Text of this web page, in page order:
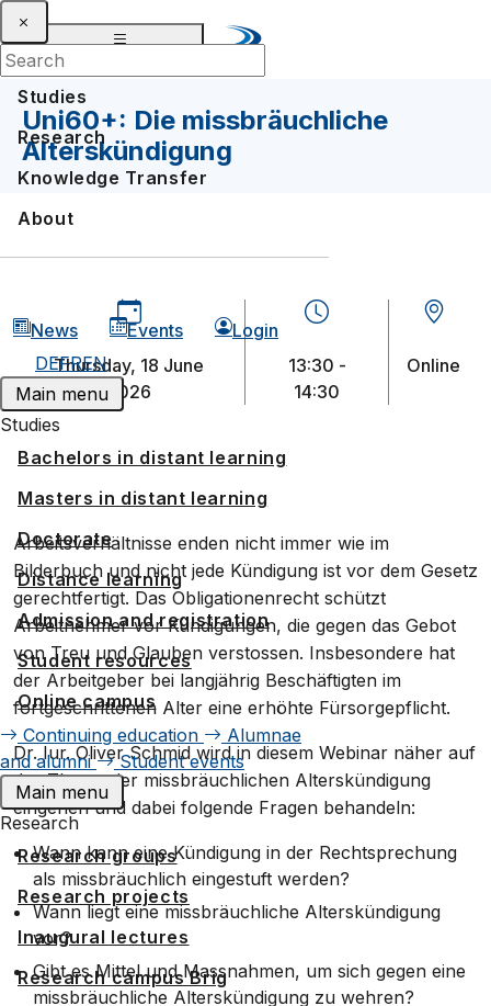
Studies
Research
Knowledge Transfer
About
News Events
Login
DEFREN
Main menu
Studies
Bachelors in distant learning
Masters in distant learning
Doctorate
Distance learning
Admission and registration
Student resources
Online campus
Continuing education
Alumnae
and alumni
Student events
Main menu
Research
Research groups
Research projects
Inaugural lectures
Research campus Brig
Uni60+: Die missbräuchliche
Alterskündigung
Thursday, 18 June
2026
13:30 -
14:30
Online
Arbeitsverhältnisse enden nicht immer wie im
Bilderbuch und nicht jede Kündigung ist vor dem Gesetz
gerechtfertigt. Das Obligationenrecht schützt
Arbeitnehmer vor Kündigungen, die gegen das Gebot
von Treu und Glauben verstossen. Insbesondere hat
der Arbeitgeber bei langjährig Beschäftigten im
fortgeschrittenen Alter eine erhöhte Fürsorgepflicht.
Dr. Iur. Oliver Schmid wird in diesem Webinar näher auf
das Thema der missbräuchlichen Alterskündigung
eingehen und dabei folgende Fragen behandeln:
Wann kann eine Kündigung in der Rechtsprechung
als missbräuchlich eingestuft werden?
Wann liegt eine missbräuchliche Alterskündigung
vor?
Gibt es Mittel und Massnahmen, um sich gegen eine
missbräuchliche Alterskündigung zu wehren?